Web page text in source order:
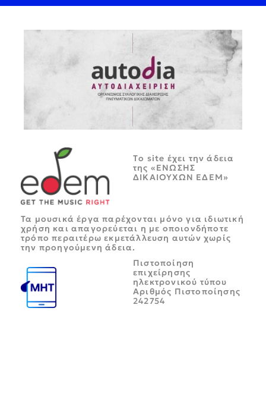
Tο site έχει την άδεια
της «ΕΝΩΣΗΣ
ΔΙΚΑΙΟΥΧΩΝ ΕΔΕΜ»
Τα μουσικά έργα παρέχονται μόνο για ιδιωτική
χρήση και απαγορεύεται η με οποιονδήποτε
τρόπο περαιτέρω εκμετάλλευση αυτών χωρίς
την προηγούμενη άδεια.
Πιστοποίηση
επιχείρησης
ηλεκτρονικού τύπου
Αριθμός Πιστοποίησης
242754